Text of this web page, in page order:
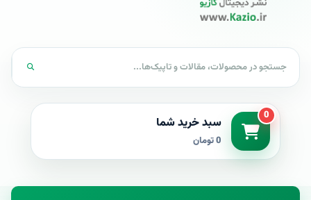
0 سبد خرید شما
0 تومان